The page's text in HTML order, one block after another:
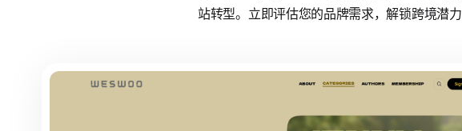
站转型。立即评估您的品牌需求，解锁跨境潜力